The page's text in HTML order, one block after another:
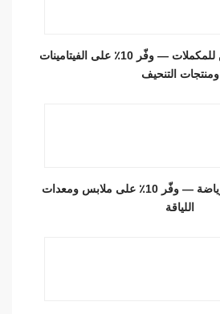
كوبون دكتور نيوتريشن للمكملات — وفّر 10٪ على الفيتامينات
ومنتجات التنحيف
كوبون جو سبورت للرياضة — وفّر 10٪ على ملابس ومعدات
اللياقة